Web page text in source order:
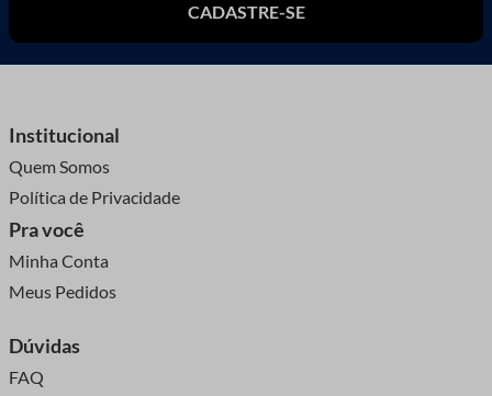
CADASTRE-SE
Institucional
Quem Somos
Política de Privacidade
Pra você
Minha Conta
Meus Pedidos
Dúvidas
FAQ